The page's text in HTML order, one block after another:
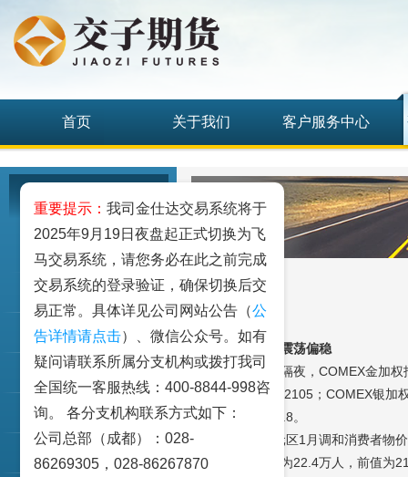
首页 关于我们 客户服务中心
工业品
农业品
金融期货和衍生品
交易策论
产业研究
美元回跌，金银震荡偏稳
【外盘、消息】
隔夜，COMEX金加
支撑2050，压力2105；COMEX银加
撑22.7，压力23.8。
消息面：欧元区1月调和消费者物价
初请失业金人数为22.4万人，前值为
重要提示： 我司金仕达交易系统将于
2025年9月19日夜盘起正式切换为飞
马交易系统，请您务必在此之前完成
交易系统的登录验证，确保切换后交
易正常。具体详见公司网站公告（公
告详情请点击）、微信公众号。如有
疑问请联系所属分支机构或拨打我司
全国统一客服热线：400-8844-998咨
询。 各分支机构联系方式如下：
公司总部（成都）：028-
86269305，028-86267870